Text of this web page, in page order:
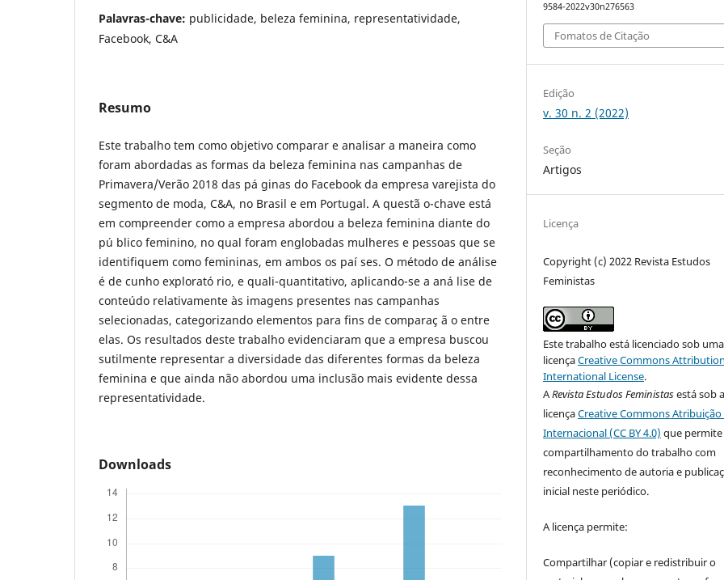
Palavras-chave: publicidade, beleza feminina, representatividade,
Facebook, C&A
Resumo
Este trabalho tem como objetivo comparar e analisar a maneira como
foram abordadas as formas da beleza feminina nas campanhas de
Primavera/Verão 2018 das pá ginas do Facebook da empresa varejista do
segmento de moda, C&A, no Brasil e em Portugal. A questã o-chave está
em compreender como a empresa abordou a beleza feminina diante do
pú blico feminino, no qual foram englobadas mulheres e pessoas que se
identifiquem como femininas, em ambos os paí ses. O método de análise
é de cunho explorató rio, e quali-quantitativo, aplicando-se a aná lise de
conteúdo relativamente às imagens presentes nas campanhas
selecionadas, categorizando elementos para fins de comparaç ã o entre
elas. Os resultados deste trabalho evidenciaram que a empresa buscou
sutilmente representar a diversidade das diferentes formas da beleza
feminina e que ainda não abordou uma inclusão mais evidente dessa
representatividade.
Downloads
9584-2022v30n276563
Fomatos de Citação
Edição
v. 30 n. 2 (2022)
Seção
Artigos
Licença
Copyright (c) 2022 Revista Estudos
Feministas
Este trabalho está licenciado sob uma
licençaCreative Commons
International License.
ARevista Estudos Feministasestá sob a
licençaCreative Commons Atribuição
Internacional (CC BY 4.0) que
compartilhamento do trabalho com
reconhecimento de autoria e
inicial neste periódico.
A licença permite:
Compartilhar (copiar e redistribuir o